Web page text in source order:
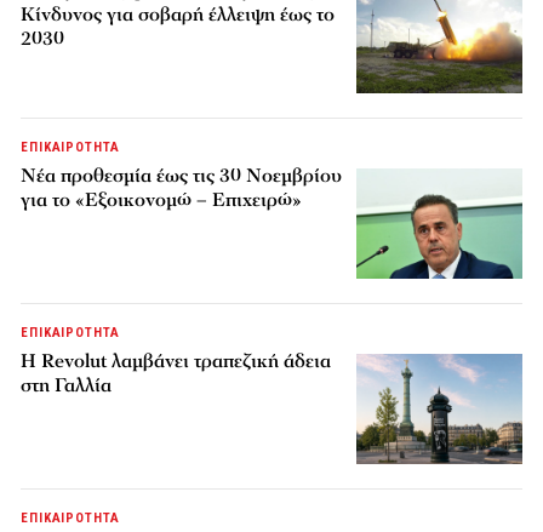
Κίνδυνος για σοβαρή έλλειψη έως το
2030
ΕΠΙΚΑΙΡΟΤΗΤΑ
Νέα προθεσμία έως τις 30 Νοεμβρίου
για το «Εξοικονομώ – Επιχειρώ»
ΕΠΙΚΑΙΡΟΤΗΤΑ
Η Revolut λαμβάνει τραπεζική άδεια
στη Γαλλία
ΕΠΙΚΑΙΡΟΤΗΤΑ